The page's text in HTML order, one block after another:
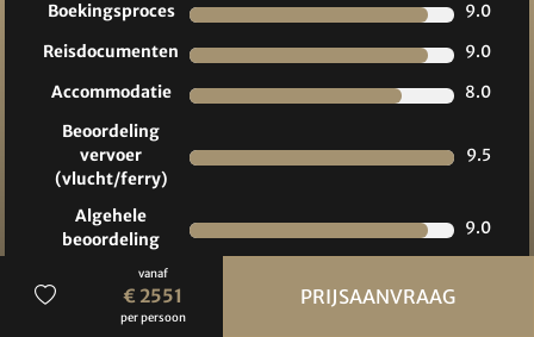
Boekingsproces
9.0
Reisdocumenten
9.0
Accommodatie
8.0
Beoordeling
vervoer
(vlucht/ferry)
9.5
Algehele
beoordeling
9.0
Prijs/kwaliteit
vanaf
€ 2551
per persoon
PRIJSAANVRAAG